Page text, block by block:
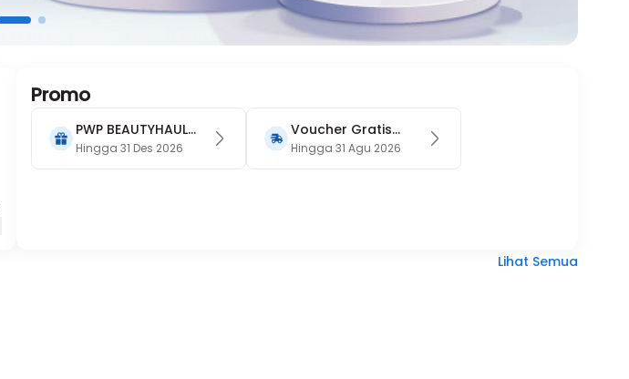
Promo
PWP BEAUTYHAUL
2026
Hingga 31 Des 2026
Voucher Gratis
Ongkir 15RB (Only
Hingga 31 Agu 2026
Lihat Semua